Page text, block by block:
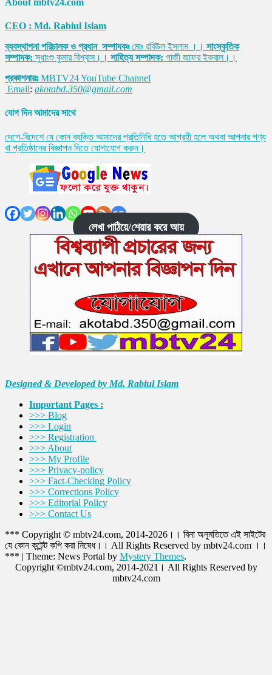
CEO : Md. Rabiul Islam
ব্যবস্থাপনা পরিচালক ও প্রধান সম্পাদকঃমোঃ রবিউল ইসলাম ।। সাংস্কৃতিক
সম্পাদক: সুধাংশু কুমার বিশ্বাস।। সাহিত্য সম্পাদক: গাজী জাফর ইকবাল।।
প্রকাশনায়ঃMBTV24 YouTube Channel
Email: akotabd.350@gmail.com
যোগ দিন আমাদের সাথে
দেশে-বিদেশে যে কোন ব্যক্তি আমাদের প্রতিনিধি হতে আগ্রহী হলে অথবা আপনার পণ্য
বা প্রতিষ্ঠানের বিজ্ঞাপন দিতে যোগাযোগ করুন।
লেখা পাঠিয়ে/শেয়ার করে আয়
Designed & Developed by Md. Rabiul Islam
Important Pages :
>>> Blog
>>> Login
>>> Registration
>>> About
>>> My Profile
>>> Privacy-policy
>>> Fact-Checking Policy
>>> Corrections Policy
>>> Editorial Policy
>>> Contact Us
*** Copyright © mbtv24.com, 2014-2026।। বিনা অনুমতিতে এই সাইটের
যে কোন কন্টেন্ট কপি করা নিষেধ।। All Rights Reserved by mbtv24.com ।।
*** | Theme: News Portal by Mystery Themes.
Copyright ©mbtv24.com, 2014-2021। All Rights Reserved by
mbtv24.com